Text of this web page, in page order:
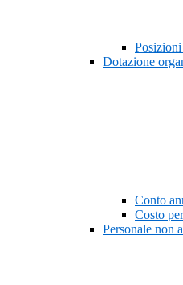
Dotazione
Conto
Costo
Personale non